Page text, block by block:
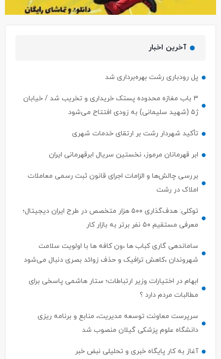
آخرین اخبار
پل رودباری رشت بهره‌برداری شد
۳ باب مغازه محدوده پستک خریداری و تخریب شد / خیابان
ژ۵ (شهید سلیمانی) به زودی افتتاح می‌شود
تأکید شهردار رشت بر ارتقای خدمات شهری
ابر قهرمانان مرموز، نخستین سریال ابرقهرمانی ایران
بررسی چالش‌ها و الزامات اجرای قانون ثبت رسمی معاملات
املاک در رشت
توکلی: هدف‌گذاری ۵۰۰ هزار متخصص در طرح ایران دیجیتال؛
معرفی مستقیم ۵۰ نفر برتر به بازار کار
ساماندهی گاری کباب ها ،ون کافه ها با اولویت سلامت
شهروندان ،کاهش ترافیک و حذف زوائد بصری دنبال می‌شود
ابهام در اختیارات وزیر ارتباطات؛ ستار هاشمی پاسخی برای
مطالبات مردم دارد ؟
سرپرست معاونت توسعه مدیریت، منابع و برنامه ریزی
دانشگاه علوم پزشکی گیلان منصوب شد
آغاز به کار پایگاه خبری و تحلیلی نبض خبر